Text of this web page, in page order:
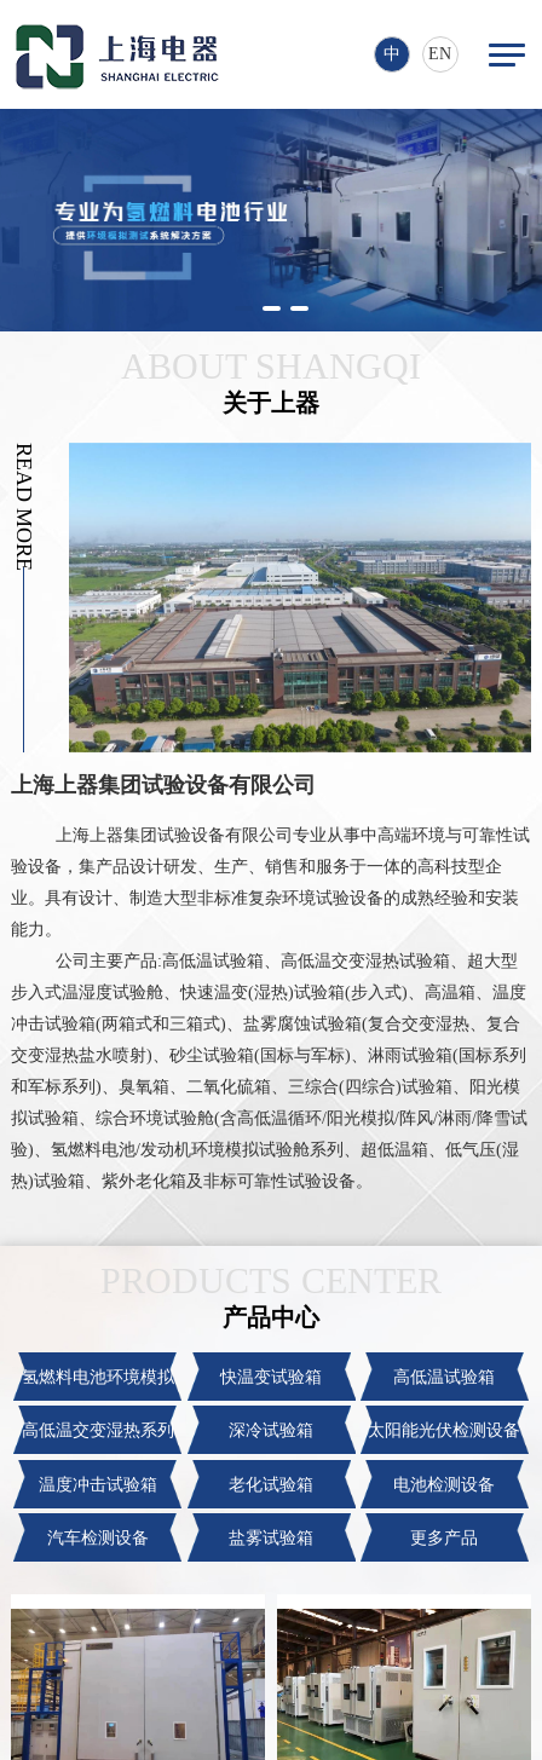
中 EN
ABOUT SHANGQI
关于上器
READ MORE
上海上器集团试验设备有限公司
上海上器集团试验设备有限公司专业从事中高端环境与可靠性试
验设备，集产品设计研发、生产、销售和服务于一体的高科技型企
业。具有设计、制造大型非标准复杂环境试验设备的成熟经验和安装
能力。
公司主要产品:高低温试验箱、高低温交变湿热试验箱、超大型
步入式温湿度试验舱、快速温变(湿热)试验箱(步入式)、高温箱、温度
冲击试验箱(两箱式和三箱式)、盐雾腐蚀试验箱(复合交变湿热、复合
交变湿热盐水喷射)、砂尘试验箱(国标与军标)、淋雨试验箱(国标系列
和军标系列)、臭氧箱、二氧化硫箱、三综合(四综合)试验箱、阳光模
拟试验箱、综合环境试验舱(含高低温循环/阳光模拟/阵风/淋雨/降雪试
验)、氢燃料电池/发动机环境模拟试验舱系列、超低温箱、低气压(湿
热)试验箱、紫外老化箱及非标可靠性试验设备。
PRODUCTS CENTER
产品中心
氢燃料电池环境模拟
系列
快温变试验箱 高低温试验箱
高低温交变湿热系列 深冷试验箱 太阳能光伏检测设备
温度冲击试验箱 老化试验箱 电池检测设备
汽车检测设备 盐雾试验箱 更多产品